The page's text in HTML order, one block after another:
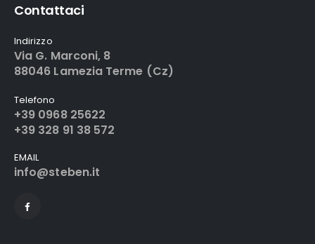
Contattaci
Indirizzo
Via G. Marconi, 8
88046 Lamezia Terme (Cz)
Telefono
+39 0968 25622
+39 328 91 38 572
EMAIL
info@steben.it